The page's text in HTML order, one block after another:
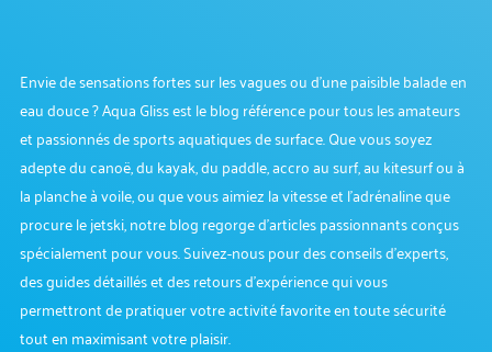
Envie de sensations fortes sur les vagues ou d’une paisible balade en
eau douce ? Aqua Gliss est le blog référence pour tous les amateurs
et passionnés de sports aquatiques de surface. Que vous soyez
adepte du canoë, du kayak, du paddle, accro au surf, au kitesurf ou à
la planche à voile, ou que vous aimiez la vitesse et l’adrénaline que
procure le jetski, notre blog regorge d’articles passionnants conçus
spécialement pour vous. Suivez-nous pour des conseils d’experts,
des guides détaillés et des retours d’expérience qui vous
permettront de pratiquer votre activité favorite en toute sécurité
tout en maximisant votre plaisir.